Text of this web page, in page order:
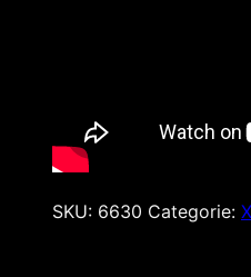
SKU: 6630 Categorie: